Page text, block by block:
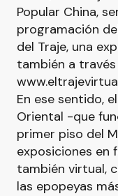
Popular China,
programación
del Traje, una
también a
En ese sentido,
Oriental -que
primer piso del
exposiciones en
también virtual,
las epopeyas